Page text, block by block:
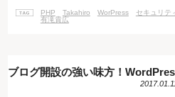
かり意識することが大切です。 不正ログ
ク（総当たり攻撃）と呼ばれる、考えら
PHP Takahiro WorPress セキュリテ
有滝貴広
ブログ開設の強い味方！